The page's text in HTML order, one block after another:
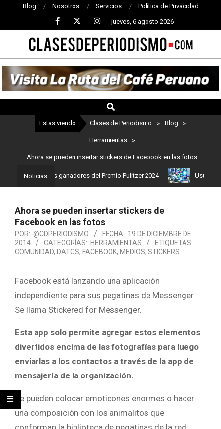
Blog Nosotros Servicios Política de Privacidad
jueves, 6 agosto 2026
CLASES
DE
PERIODISMO
Estas viendo: Clases de Periodismo > Blog >
Herramientas >
Ahora se pueden insertar stickers de Facebook en las fotos
Noticias:
Estos son los ganadores del Premio Pulitzer 2024 Usuarios de
Ahora se pueden insertar stickers de
Facebook en las fotos
POR: @CDPERIODISMO FECHA: 19 DE DICIEMBRE DE
2014
CATEGORÍAS: HERRAMIENTAS
ETIQUETAS:
COMUNIDAD, DATOS, FACEBOOK, MEDIOS, STICKERS
Facebook está lanzando una aplicación
independiente para sus pegatinas de Messenger.
Se llama Stickered for Messenger.
Esta app solo permite agregar estos elementos
divertidos encima de las fotografías para luego
enviarlas a los contactos a través de la app de
mensajería de la organización.
Se pueden colocar emoticones enormes o hacer
una composición con los animalitos que
conforman la biblioteca de pegatinas de la red